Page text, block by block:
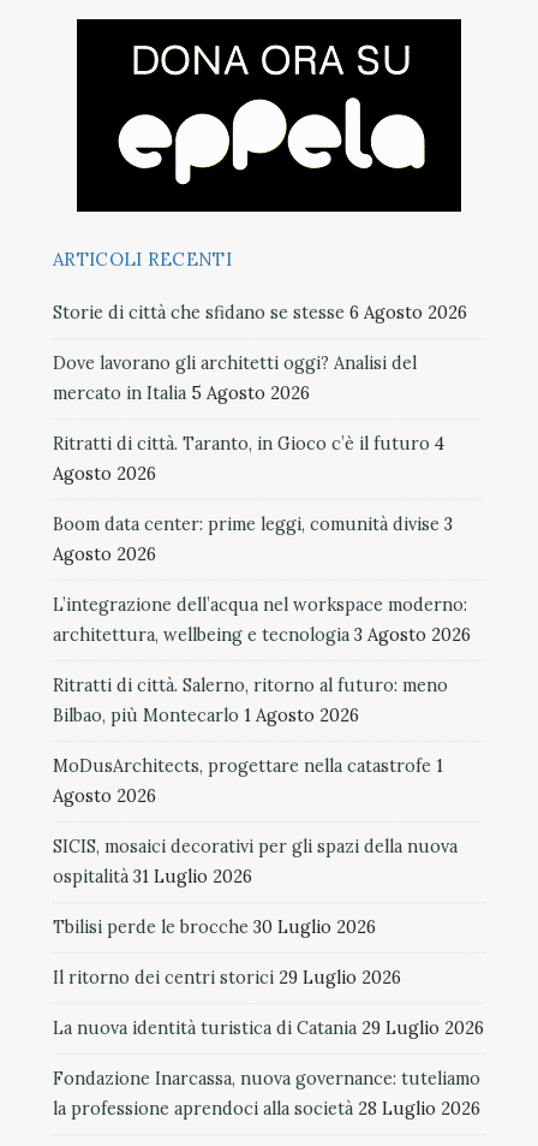
ARTICOLI RECENTI
Storie di città che sfidano se stesse 6 Agosto 2026
Dove lavorano gli architetti oggi? Analisi del
mercato in Italia 5 Agosto 2026
Ritratti di città. Taranto, in Gioco c’è il futuro 4
Agosto 2026
Boom data center: prime leggi, comunità divise 3
Agosto 2026
L’integrazione dell’acqua nel workspace moderno:
architettura, wellbeing e tecnologia 3 Agosto 2026
Ritratti di città. Salerno, ritorno al futuro: meno
Bilbao, più Montecarlo 1 Agosto 2026
MoDusArchitects, progettare nella catastrofe 1
Agosto 2026
SICIS, mosaici decorativi per gli spazi della nuova
ospitalità 31 Luglio 2026
Tbilisi perde le brocche 30 Luglio 2026
Il ritorno dei centri storici 29 Luglio 2026
La nuova identità turistica di Catania 29 Luglio 2026
Fondazione Inarcassa, nuova governance: tuteliamo
la professione aprendoci alla società 28 Luglio 2026